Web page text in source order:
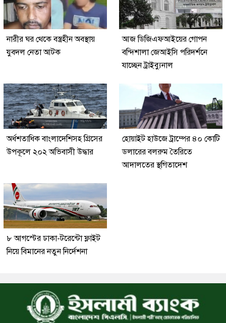
নারীর ঘর থেকে বস্ত্রহীন অবস্থায়
যুবদল নেতা আটক
আজ ডিজিএফআইয়ের গোপন
বন্দিশালা জেআইসি পরিদর্শনে
যাচ্ছেন ট্রাইব্যুনাল
অর্ধশতাধিক বাংলাদেশিসহ গ্রিসের
উপকূলে ২০২ অভিবাসী উদ্ধার
হোয়াইট হাউজে ট্রাম্পের ৪০ কোটি
ডলারের বলরুম তৈরিতে
আদালতের স্থগিতাদেশ
৮ আগস্টের ঢাকা-টরেন্টো ফ্লাইট
নিয়ে বিমানের নতুন নির্দেশনা